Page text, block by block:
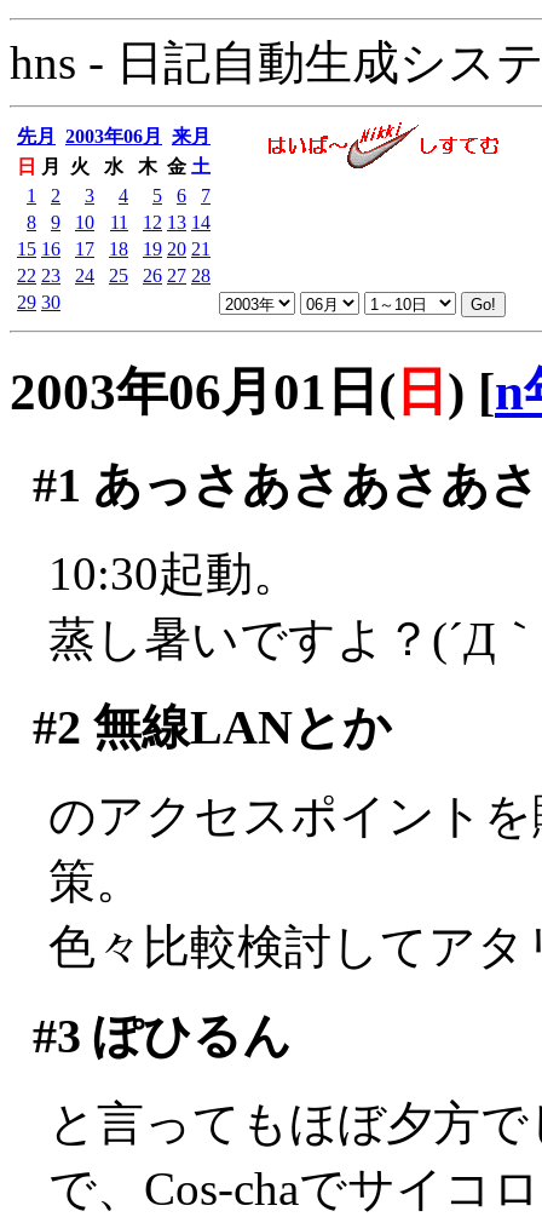
hns - 日記自動生成シス
先月 2003年06月
来月
日
月 火 水 木 金 土
1
2 3 4 5 6
7
8
9 10 11 12 13 14
15 16 17 18 19 20 21
22 23 24 25 26 27 28
29 30
2003年06月01日( 日 ) [n
#1 あっさあさあさあ
10:30起動。
蒸し暑いですよ？(´Д
#2 無線LANとか
のアクセスポイント
策。
色々比較検討してア
#3 ぽひるん
と言ってもほぼ夕方
で、Cos-chaでサイコ